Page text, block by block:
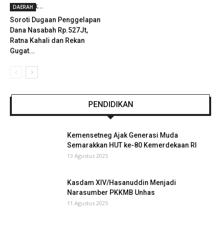
Geruduk...
DAERAH
Soroti Dugaan Penggelapan
Dana Nasabah Rp.527Jt,
Ratna Kahali dan Rekan
Gugat...
PENDIDIKAN
Kemensetneg Ajak Generasi Muda
Semarakkan HUT ke-80 Kemerdekaan RI
13 Agustus 2025
Kasdam XIV/Hasanuddin Menjadi
Narasumber PKKMB Unhas
11 Agustus 2025